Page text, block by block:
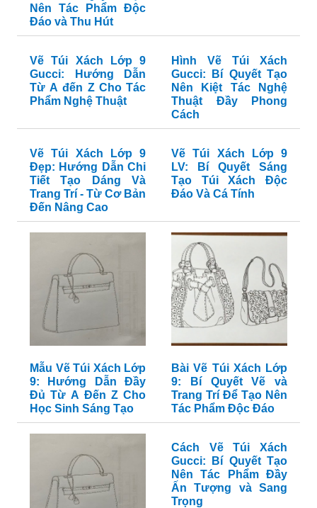
Nên Tác Phẩm Độc
Đáo và Thu Hút
Vẽ Túi Xách Lớp 9
Gucci: Hướng Dẫn
Từ A đến Z Cho Tác
Phẩm Nghệ Thuật
Hình Vẽ Túi Xách
Gucci: Bí Quyết Tạo
Nên Kiệt Tác Nghệ
Thuật Đầy Phong
Cách
Vẽ Túi Xách Lớp 9
Đẹp: Hướng Dẫn Chi
Tiết Tạo Dáng Và
Trang Trí - Từ Cơ Bản
Đến Nâng Cao
Vẽ Túi Xách Lớp 9
LV: Bí Quyết Sáng
Tạo Túi Xách Độc
Đáo Và Cá Tính
Mẫu Vẽ Túi Xách Lớp
9: Hướng Dẫn Đầy
Đủ Từ A Đến Z Cho
Học Sinh Sáng Tạo
Bài Vẽ Túi Xách Lớp
9: Bí Quyết Vẽ và
Trang Trí Để Tạo Nên
Tác Phẩm Độc Đáo
Cách Vẽ Túi Xách
Gucci: Bí Quyết Tạo
Nên Tác Phẩm Đầy
Ấn Tượng và Sang
Trọng